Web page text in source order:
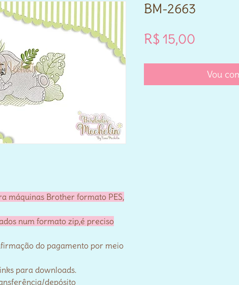
máquinas Brother formato PES,
num formato zip,é preciso
do pagamento por meio
para downloads.
depósito
BM-2663
R$ 15,00
Vou